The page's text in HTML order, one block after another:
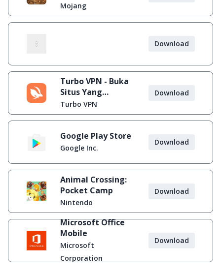
Mojang
Download
Turbo VPN - Buka
Situs Yang
Diblokir
Turbo VPN
Download
Google Play Store
Google Inc.
Download
Animal Crossing:
Pocket Camp
Nintendo
Download
Microsoft Office
Mobile
Microsoft
Corporation
Download